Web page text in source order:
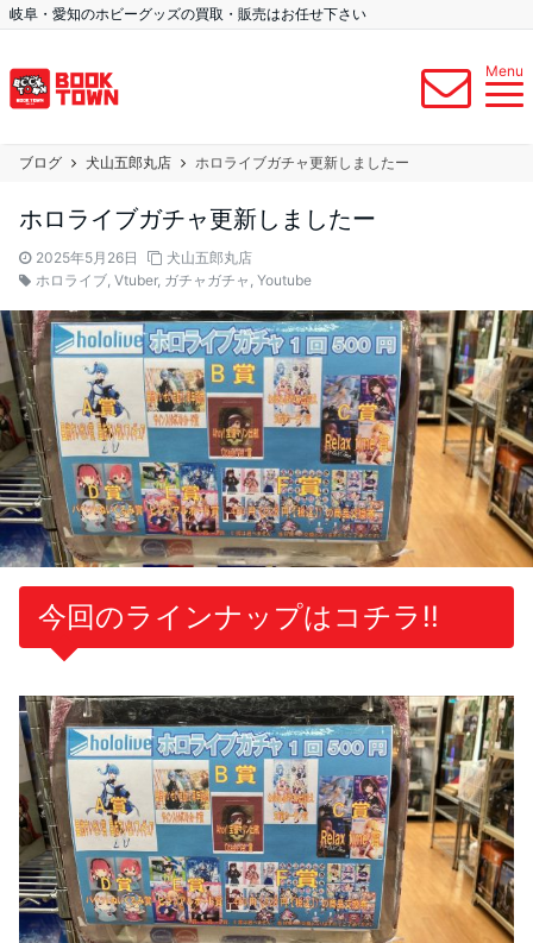
岐阜・愛知のホビーグッズの買取・販売はお任せ下さい
Menu
ブログ 犬山五郎丸店 ホロライブガチャ更新しましたー
ホロライブガチャ更新しましたー
2025年5月26日
犬山五郎丸店
ホロライブ, Vtuber, ガチャガチャ , Youtube
今回のラインナップはコチラ!!